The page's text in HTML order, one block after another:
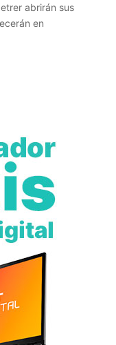
abrirán sus
en